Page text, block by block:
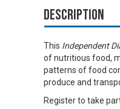
Description
This Independent
of nutritious food,
patterns of food
produce and
Register to take